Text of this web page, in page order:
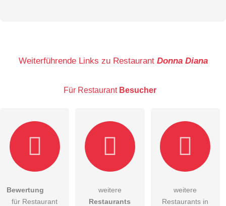
E-Mail-Adresse (wird nicht veröffentlicht)
Hiermit akzeptiere ich dieAGB
Weiterführende Links zu Restaurant Donna Diana
Für Restaurant Besucher
Bewertung
für Restaurant
weitere
Restaurants
weitere
Restaurants in